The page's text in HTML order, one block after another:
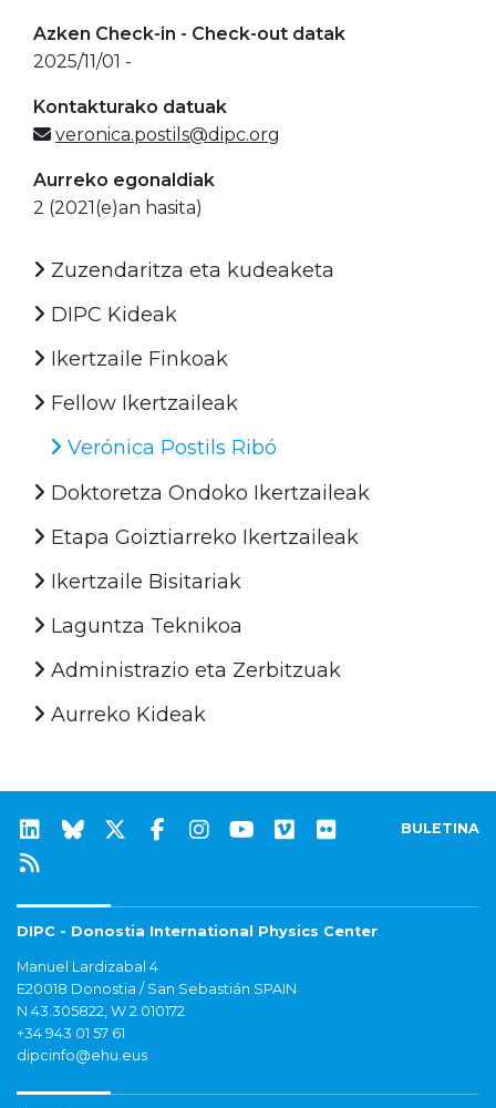
Azken Check-in - Check-out datak
2025/11/01 -
Kontakturako datuak
veronica.postils@dipc.org
Aurreko egonaldiak
2 (2021(e)an hasita)
Zuzendaritza eta kudeaketa
DIPC Kideak
Ikertzaile Finkoak
Fellow Ikertzaileak
Verónica Postils Ribó
Doktoretza Ondoko Ikertzaileak
Etapa Goiztiarreko Ikertzaileak
Ikertzaile Bisitariak
Laguntza Teknikoa
Administrazio eta Zerbitzuak
Aurreko Kideak
BULETINA
DIPC - Donostia International Physics Center
Manuel Lardizabal 4
E20018 Donostia / San Sebastián SPAIN
N 43.305822, W 2.010172
+34 943 01 57 61
dipcinfo@ehu.eus